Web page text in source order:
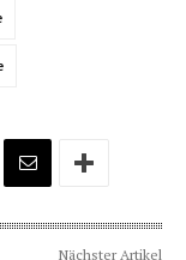
Nächster Artikel